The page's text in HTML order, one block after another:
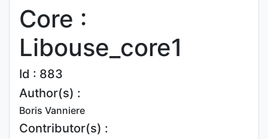
Core :
Libouse_core1
Id : 883
Author(s) :
Boris Vanniere
Contributor(s) :